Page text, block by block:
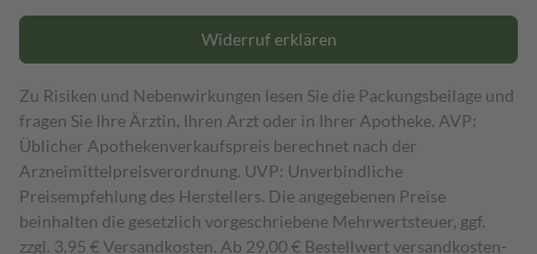
Widerruf erklären
Zu Risiken und Nebenwirkungen lesen Sie die Packungsbeilage und
fragen Sie Ihre Ärztin, Ihren Arzt oder in Ihrer Apotheke. AVP:
Üblicher Apothekenverkaufspreis berechnet nach der
Arzneimittelpreisverordnung. UVP: Unverbindliche
Preisempfehlung des Herstellers. Die angegebenen Preise
beinhalten die gesetzlich vorgeschriebene Mehrwertsteuer, ggf.
zzgl. 3,95 € Versandkosten. Ab 29,00 € Bestell­wert versand­kosten­